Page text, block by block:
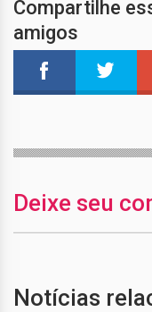
Compartilhe
amigos
Deixe seu
Notícias